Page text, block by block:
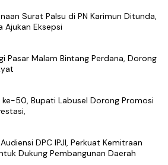
Surat Palsu di PN Karimun Ditunda,
Ajukan Eksepsi
Pasar Malam Bintang Perdana, Dorong
ke-50, Bupati Labusel Dorong Promosi
DPC IPJI, Perkuat Kemitraan
Dukung Pembangunan Daerah